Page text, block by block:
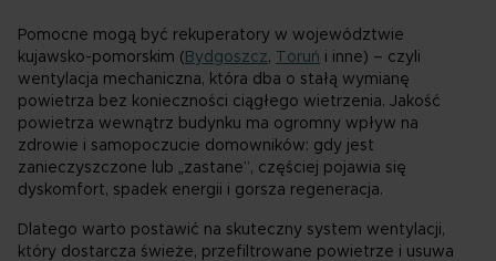
Pomocne mogą być rekuperatory w województwie
kujawsko-pomorskim ( Bydgoszcz, Toruń i inne) – czyli
wentylacja mechaniczna, która dba o stałą wymianę
powietrza bez konieczności ciągłego wietrzenia. Jakość
powietrza wewnątrz budynku ma ogromny wpływ na
zdrowie i samopoczucie domowników: gdy jest
zanieczyszczone lub „zastane”, częściej pojawia się
dyskomfort, spadek energii i gorsza regeneracja.
Dlatego warto postawić na skuteczny system wentylacji,
który dostarcza świeże, przefiltrowane powietrze i usuwa